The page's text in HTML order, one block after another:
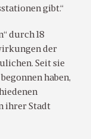
gibt.“
durch 18
der
Seit sie
haben,
ihrer Stadt